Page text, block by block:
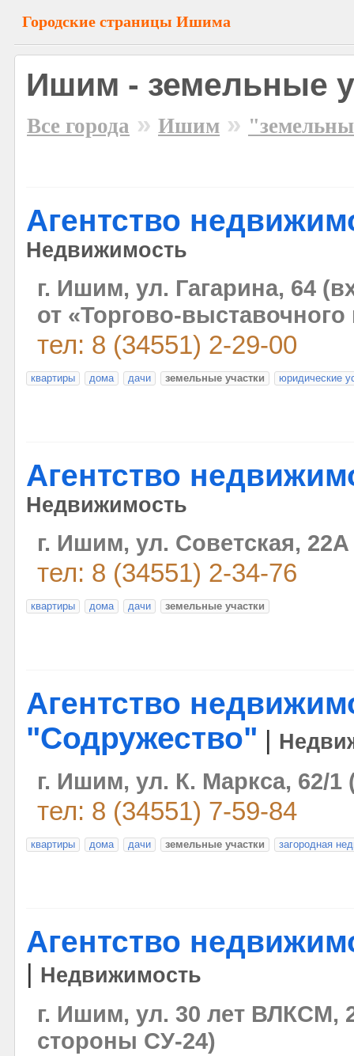
Городские страницы Ишима
Ишим - земельные
Все города » Ишим »
Агентство
Недвижимость
г. Ишим, ул. Гагарина, 64
от «Торгово-выставочного
тел: 8 (34551) 2-29-00
квартиры дома дачи земельные участки юридические
Агентство
Недвижимость
г. Ишим, ул. Советская, 22А
тел: 8 (34551) 2-34-76
квартиры дома дачи земельные участки
Агентство
"Содружество"
г. Ишим, ул. К. Маркса, 62/1
тел: 8 (34551) 7-59-84
квартиры дома дачи земельные участки загородная
Агентство
Недвижимость
г. Ишим, ул. 30 лет ВЛКСМ,
стороны СУ-24)